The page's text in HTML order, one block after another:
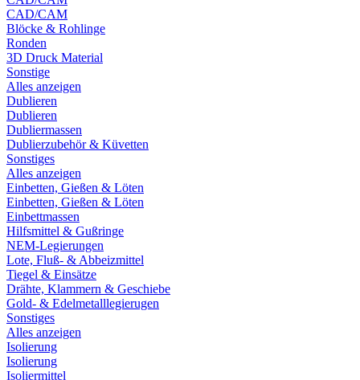
CAD/CAM
Blöcke & Rohlinge
Ronden
3D Druck Material
Sonstige
Alles anzeigen
Dublieren
Dublieren
Dubliermassen
Dublierzubehör & Küvetten
Sonstiges
Alles anzeigen
Einbetten, Gießen & Löten
Einbetten, Gießen & Löten
Einbettmassen
Hilfsmittel & Gußringe
NEM-Legierungen
Lote, Fluß- & Abbeizmittel
Tiegel & Einsätze
Drähte, Klammern & Geschiebe
Gold- & Edelmetalllegierugen
Sonstiges
Alles anzeigen
Isolierung
Isolierung
Isoliermittel